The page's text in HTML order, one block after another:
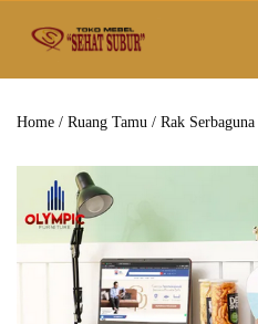
Home / Ruang Tamu / Rak Serbaguna